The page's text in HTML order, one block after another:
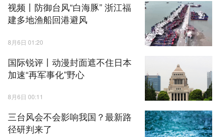
视频丨防御台风“白海豚” 浙江福
建多地渔船回港避风
8月6日 01:20
国际锐评丨动漫封面遮不住日本
加速“再军事化”野心
8月6日 00:11
三台风会不会影响我国？最新路
径研判来了